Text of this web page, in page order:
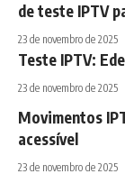
de teste IPTV
23 de novembro de 2025
Teste IPTV:
23 de novembro de 2025
Movimentos
acessível
23 de novembro de 2025